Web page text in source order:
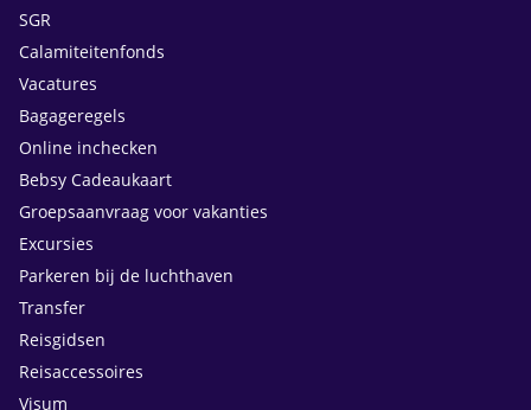
SGR
Calamiteitenfonds
Vacatures
Bagageregels
Online inchecken
Bebsy Cadeaukaart
Groepsaanvraag voor vakanties
Excursies
Parkeren bij de luchthaven
Transfer
Reisgidsen
Reisaccessoires
Visum